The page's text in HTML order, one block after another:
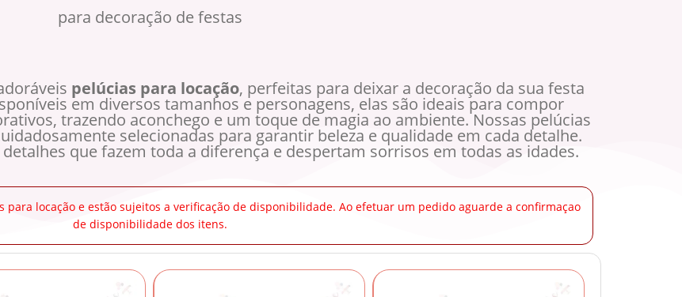
para decoração de festas
pelúcias para locação, perfeitas para deixar a decoração da sua festa
em diversos tamanhos e personagens, elas são ideais para compor
trazendo aconchego e um toque de magia ao ambiente. Nossas pelúcias
selecionadas para garantir beleza e qualidade em cada detalhe.
que fazem toda a diferença e despertam sorrisos em todas as idades.
para locação e estão sujeitos a verificação de disponibilidade. Ao efetuar um pedido aguarde a confirmaçao
de disponibilidade dos itens.